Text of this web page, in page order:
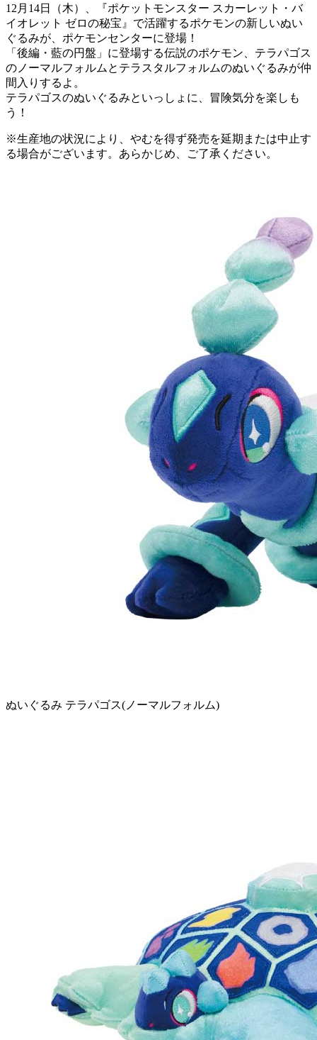
12月14日（木）、『ポケットモンスター スカーレット・バ
イオレット ゼロの秘宝』で活躍するポケモンの新しいぬい
ぐるみが、ポケモンセンターに登場！
「後編・藍の円盤」に登場する伝説のポケモン、テラパゴス
のノーマルフォルムとテラスタルフォルムのぬいぐるみが仲
間入りするよ。
テラパゴスのぬいぐるみといっしょに、冒険気分を楽しも
う！
※生産地の状況により、やむを得ず発売を延期または中止す
る場合がございます。あらかじめ、ご了承ください。
ぬいぐるみ テラパゴス(ノーマルフォルム)